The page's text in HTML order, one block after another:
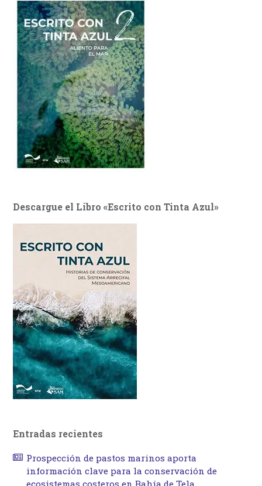
Descargue el Libro «Escrito con Tinta Azul»
Entradas recientes
Prospección de pastos marinos aporta
información clave para la conservación de